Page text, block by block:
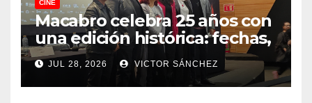
CINE
Macabro celebra 25 años con
una edición histórica: fechas,
sedes, invitados y todo lo que
debes saber
JUL 28, 2026 VICTOR SÁNCHEZ